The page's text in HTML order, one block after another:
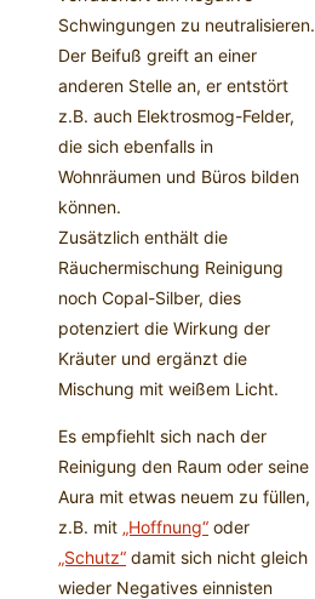
Schwingungen zu neutralisieren.
Der Beifuß greift an einer
anderen Stelle an, er entstört
z.B. auch Elektrosmog-Felder,
die sich ebenfalls in
Wohnräumen und Büros bilden
können.
Zusätzlich enthält die
Räuchermischung Reinigung
noch Copal-Silber, dies
potenziert die Wirkung der
Kräuter und ergänzt die
Mischung mit weißem Licht.
Es empfiehlt sich nach der
Reinigung den Raum oder seine
Aura mit etwas neuem zu füllen,
z.B. mit „Hoffnung“ oder
„Schutz“ damit sich nicht gleich
wieder Negatives einnisten